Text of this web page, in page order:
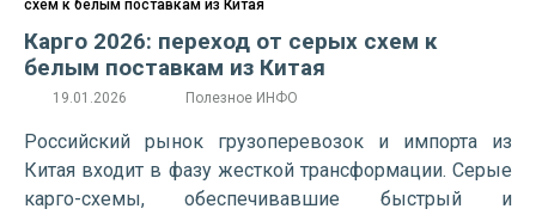
схем к белым поставкам из Китая
Карго 2026: переход от серых схем к
белым поставкам из Китая
19.01.2026 Полезное ИНФО
Российский рынок грузоперевозок и импорта из
Китая входит в фазу жесткой трансформации. Серые
карго-схемы, обеспечивавшие быстрый и